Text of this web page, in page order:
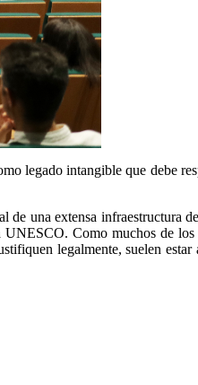
legado intangible que debe
de una extensa infraestructura
Como muchos de los
legalmente, suelen estar